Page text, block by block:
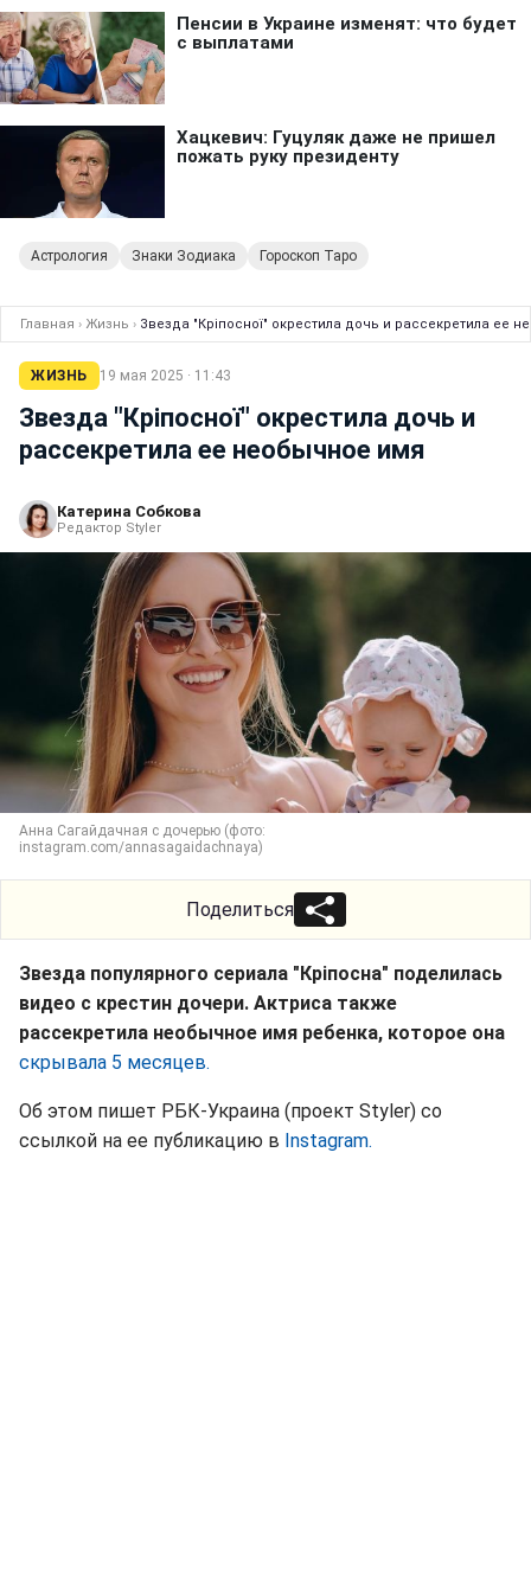
Астрология Знаки Зодиака Гороскоп Таро
Главная › Жизнь › Звезда "Кріпосної" окрестила дочь и рассекретила ее
ЖИЗНЬ 19 мая 2025 · 11:43
Звезда "Кріпосної" окрестила дочь и
рассекретила ее необычное имя
Катерина Собкова
Редактор Styler
Анна Сагайдачная с дочерью (фото:
instagram.com/annasagaidachnaya)
Поделиться
Звезда популярного сериала "Кріпосна" поделилась
видео с крестин дочери. Актриса также
рассекретила необычное имя ребенка, которое она
скрывала 5 месяцев.
Об этом пишет РБК-Украина (проект Styler) со
ссылкой на ее публикацию в Instagram.